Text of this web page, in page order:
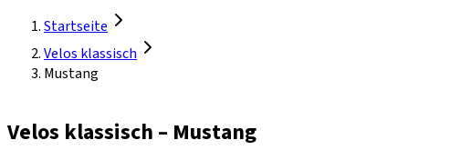
Startseite
Velos klassisch
Mustang
Velos klassisch – Mustang